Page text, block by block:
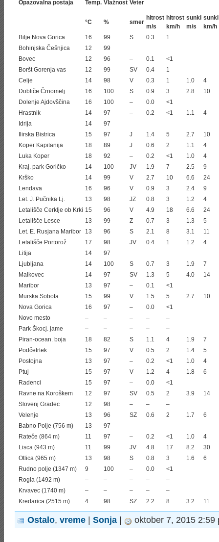
Opazovalna postaja Temp. Vlažnost Veter
°C % smer
hitrost
m/s
hitrost
km/h
sunki
m/s
sunki
km/h
Bilje Nova Gorica
16 99 S 0.3
1
Bohinjska Češnjica
12
99
Bovec
12 96 – 0.1
<1
Boršt Gorenja vas
12 99 SV 0.4
1
Celje
14 98 V 0.3 1 1.0
4
Dobliče Črnomelj
16 100 S 0.9 3 2.8
10
Dolenje Ajdovščina
16 100 – 0.0
<1
Hrastnik
14 97 – 0.2 <1 1.1
4
Idrija
14
97
Ilirska Bistrica
15 97 J 1.4 5 2.7
10
Koper Kapitanija
18 89 J 0.6 2 1.1
4
Luka Koper
18 92 – 0.2 <1 1.0
4
Kraj. park Goričko
14 100 JV 1.9 7 2.5
9
Krško
14 99 V 2.7 10 6.6
24
Lendava
16 96 V 0.9 3 2.4
9
Let. J. Pučnika Lj.
13 98 JZ 0.8 3 1.2
4
Letališče Cerklje ob Krki 15 96 V 4.9 18 6.6
24
Letališče Lesce
13 99 Z 0.7 3 1.3
5
Let. E. Rusjana Maribor
13 96 S 2.1 8 3.1
11
Letališče Portorož
17 98 JV 0.4 1 1.2
4
Litija
14
97
Ljubljana
14 100 S 0.7 3 1.9
7
Malkovec
14 97 SV 1.3 5 4.0
14
Maribor
13 97 – 0.1
<1
Murska Sobota
15 99 V 1.5 5 2.7
10
Nova Gorica
16 97 – 0.0
<1
Novo mesto
– – – –
–
Park Škocj. jame
– – – –
–
Piran-ocean. boja
18 82 S 1.1 4 1.9
7
Podčetrtek
15 97 V 0.5 2 1.4
5
Postojna
13 97 – 0.2 <1 1.0
4
Ptuj
15 97 V 1.2 4 1.8
6
Radenci
15 97 – 0.0
<1
Ravne na Koroškem
12 97 SV 0.5 2 3.9
14
Slovenj Gradec
12 98 – –
–
Velenje
13 96 SZ 0.6 2 1.7
6
Babno Polje (756 m)
13
97
Rateče (864 m)
11 97 – 0.2 <1 1.0
4
Lisca (943 m)
11 99 JV 4.8 17 8.2
30
Otlica (965 m)
13 98 S 0.8 3 1.6
6
Rudno polje (1347 m)
9 100 – 0.0
<1
Rogla (1492 m)
– – – –
–
Krvavec (1740 m)
– – – –
–
Kredarica (2515 m)
4 98 SZ 2.2 8 3.2 11
Ostalo, vreme Sonja oktober 7, 2015 2:59